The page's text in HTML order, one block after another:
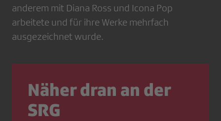
anderem mit Diana Ross und Icona Pop
arbeitete und für ihre Werke mehrfach
ausgezeichnet wurde.
Näher dran an der
SRG